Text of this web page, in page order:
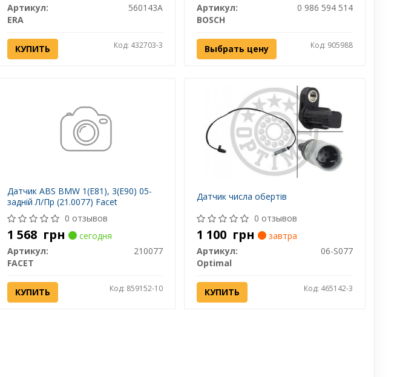
Артикул:
560143A
ERA
КУПИТЬ Код: 432703-3
Артикул:
0 986 594 514
BOSCH
Выбрать цену Код: 905988
Датчик ABS BMW 1(E81), 3(E90) 05-
задній Л/Пр (21.0077) Facet
0 отзывов
1 568 грн
сегодня
Артикул:
210077
FACET
КУПИТЬ Код: 859152-10
Датчик числа обертів
0 отзывов
1 100 грн
завтра
Артикул:
06-S077
Optimal
КУПИТЬ Код: 465142-3